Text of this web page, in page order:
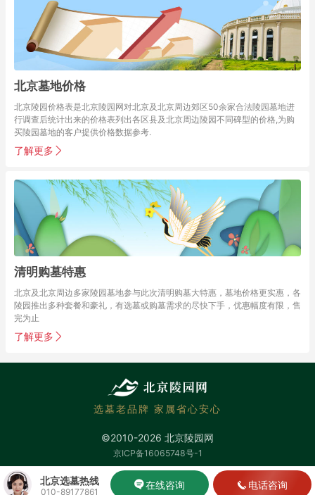
北京墓地价格
北京陵园价格表是北京陵园网对北京及北京周边郊区50余家合法陵园墓地进
行调查后统计出来的价格表列出各区县及北京周边陵园不同碑型的价格,为购
买陵园墓地的客户提供价格数据参考.
了解更多
清明购墓特惠
北京及北京周边多家陵园墓地参与此次清明购墓大特惠，墓地价格更实惠，各
陵园推出多种套餐和豪礼，有选墓或购墓需求的尽快下手，优惠幅度有限，售
完为止
了解更多
北京选墓热线
010-89177861
在线咨询 电话咨询
选墓老品牌 家属省心安心
©2010-2026 北京陵园网
京ICP备16065748号-1